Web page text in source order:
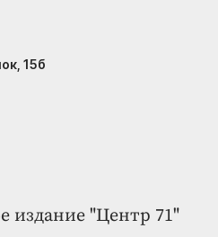
издание "Центр 71"
15б